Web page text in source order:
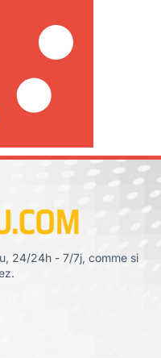
24/24h - 7/7j, comme si